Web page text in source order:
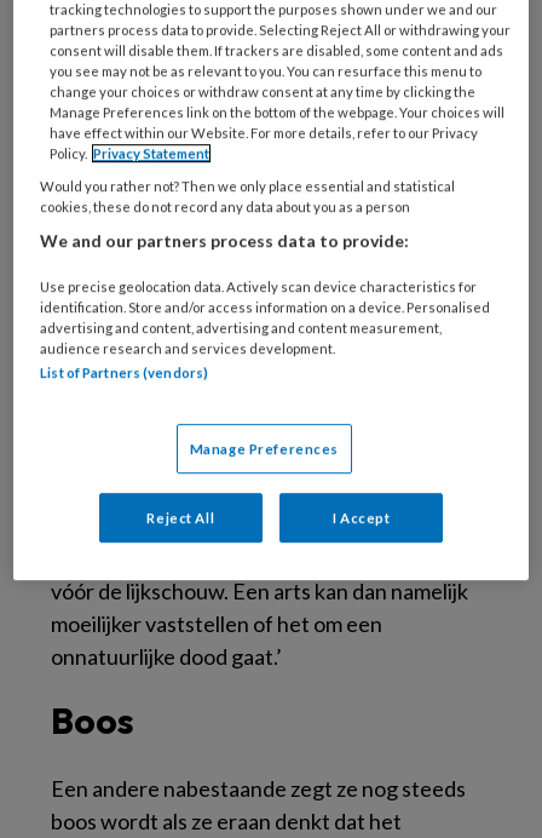
Foto: AriaSandi / Stock.adobe.com
Dit meldtTrouwna interviews met
nabestaanden, uitvaartverzorgers enVerenso
beroepsvereniging van specialisten
dat zorgverleners weigeren om ’s nachts na
het overlijden een arts te bellen om direct te
komen schouwen. Als ze dit na aandringen tot
Een uitvaartondernemer vertelt in het artikel
dat sommige zorgverleners de overledene ’s
nachts al wassen en aankleden, voor de
schouwarts is gekomen: ‘Ongetwijfeld goed
vóór de lijkschouw. Een arts kan dan namelijk
moeilijker vaststellen of het om een
onnatuurlijke dood gaat.’
Boos
Een andere nabestaande zegt ze nog steeds
boos wordt als ze eraan denkt dat het
tracking technologies to support the purposes shown under we and our
partners process data to provide. Selecting Reject All or withdrawing your
consent will disable them. If trackers are disabled, some content and ads
you see may not be as relevant to you. You can resurface this menu to
change your choices or withdraw consent at any time by clicking the
Manage Preferences link on the bottom of the webpage. Your choices will
have effect within our Website. For more details, refer to our Privacy
Policy. Privacy Statement
Would you rather not? Then we only place essential and statistical
cookies, these do not record any data about you as a person
We and our partners process data to provide:
Use precise geolocation data. Actively scan device characteristics for
identification. Store and/or access information on a device. Personalised
advertising and content, advertising and content measurement,
audience research and services development.
List of Partners (vendors)
Manage Preferences
Reject All I Accept